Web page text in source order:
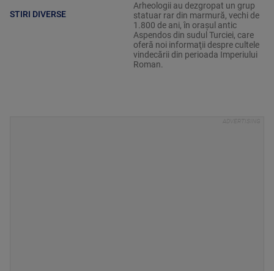
STIRI DIVERSE
Arheologii au dezgropat un grup
statuar rar din marmură, vechi de
1.800 de ani, în oraşul antic
Aspendos din sudul Turciei, care
oferă noi informaţii despre cultele
vindecării din perioada Imperiului
Roman.